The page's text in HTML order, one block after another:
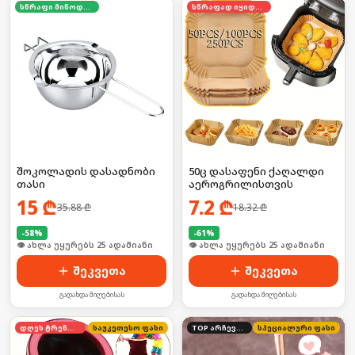
შოკოლადის დასადნობი
თასი
15 ₾35.88₾
-58%
🛒 ბოლო 24სთ-ში იყიდა 39-მა
შეკვეთა
გადახდა მიღებისას
50ც დასაფენი ქაღალდი
აეროგრილისთვის
7.2 ₾18.32₾
-61%
🛒 ბოლო 24სთ-ში იყიდა 39-მა
შეკვეთა
გადახდა მიღებისას
საუკეთესო ფასი სპეციალური ფასი